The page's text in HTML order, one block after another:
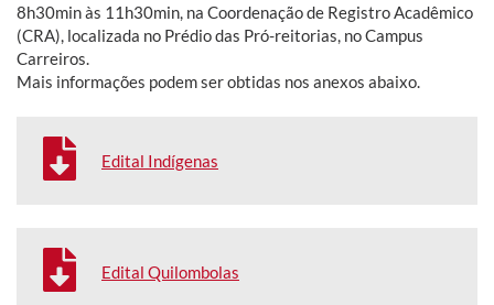
8h30min às 11h30min, na Coordenação de Registro Acadêmico
(CRA), localizada no Prédio das Pró-reitorias, no Campus
Carreiros.
Mais informações podem ser obtidas nos anexos abaixo.
Edital Indígenas
Edital Quilombolas